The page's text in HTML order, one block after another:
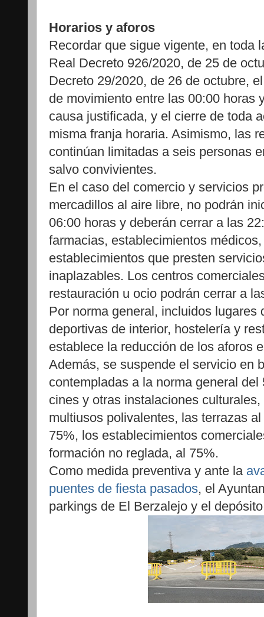
Horarios y aforos
Recordar que sigue vigente, en toda
Real Decreto 926/2020, de 25 de
Decreto 29/2020, de 26 de octubre,
de movimiento entre las 00:00 horas
causa justificada, y el cierre de toda
misma franja horaria. Asimismo, las
continúan limitadas a seis personas
salvo convivientes.
En el caso del comercio y servicios
mercadillos al aire libre, no podrán
06:00 horas y deberán cerrar a las
farmacias, establecimientos
establecimientos que presten
inaplazables. Los centros
restauración u ocio podrán cerrar a
Por norma general, incluidos lugares
deportivas de interior, hostelería y
establece la reducción de los aforos
Además, se suspende el servicio en
contempladas a la norma general
cines y otras instalaciones
multiusos polivalentes, las terrazas
75%, los establecimientos
formación no reglada, al 75%.
Como medida preventiva y ante la
puentes de fiesta pasados, el
parkings de El Berzalejo y el